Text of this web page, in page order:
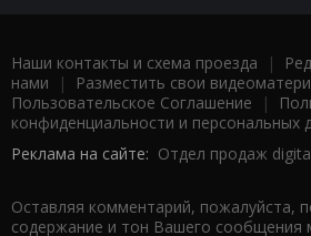
Наши контакты и схема проезда |
нами | Разместить свои
Пользовательское Соглашение |
конфиденциальности и персональных
Реклама на сайте: Отдел продаж
Оставляя комментарий, пожалуйста,
содержание и тон Вашего сообщения